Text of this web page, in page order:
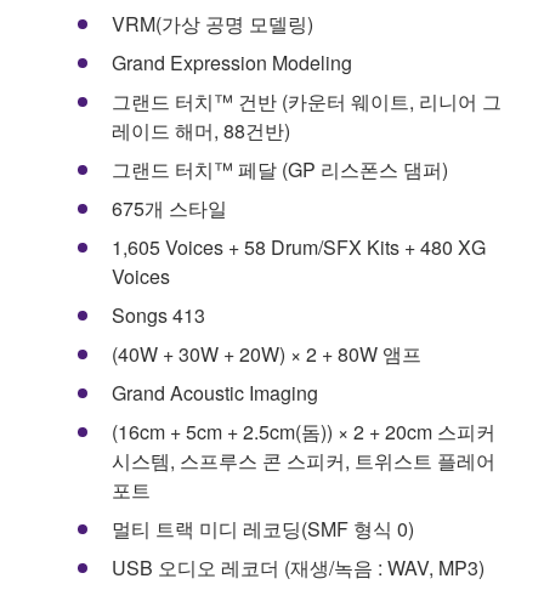
VRM(가상 공명 모델링)
Grand Expression Modeling
그랜드 터치™ 건반 (카운터 웨이트, 리니어 그
레이드 해머, 88건반)
그랜드 터치™ 페달 (GP 리스폰스 댐퍼)
675개 스타일
1,605 Voices + 58 Drum/SFX Kits + 480 XG
Voices
Songs 413
(40W + 30W + 20W) × 2 + 80W 앰프
Grand Acoustic Imaging
(16cm + 5cm + 2.5cm(돔)) × 2 + 20cm 스피커
시스템, 스프루스 콘 스피커, 트위스트 플레어
포트
멀티 트랙 미디 레코딩(SMF 형식 0)
USB 오디오 레코더 (재생/녹음 : WAV, MP3)